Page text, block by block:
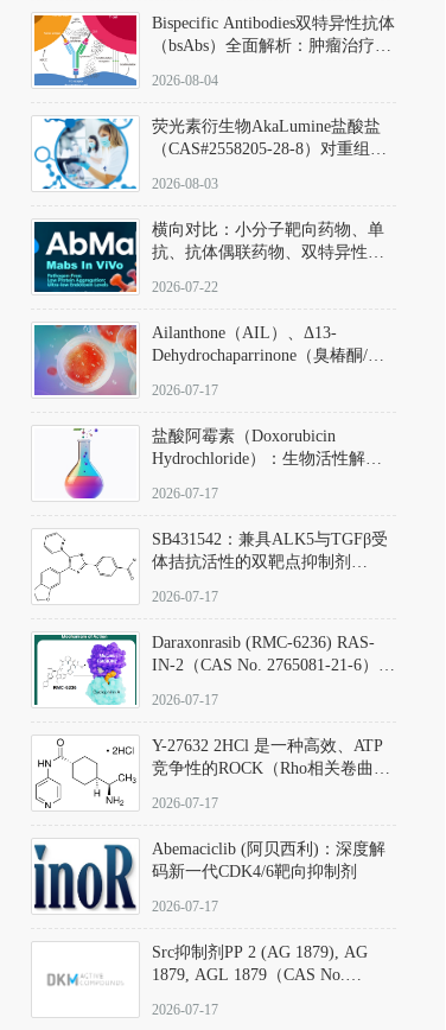
体介导的神经元凋亡。其经典应
用即为选择性损毁中脑黑质致密
部多巴胺能神经元，从而可靠模
拟帕金森病的核心病理与行为表
Bispecific Antibodies双特异性抗体
（bsAbs）全面解析：肿瘤治疗的
2026-08-04
荧光素衍生物AkaLumine盐酸盐
（CAS#2558205-28-8）对重组萤
数（Km）为2.06 μM；其近红外
发光特性赋予优异的组织穿透能
力，大幅增强成像信噪比，从而
实现活体动物模型中极低给药剂
量下的高灵敏度、非侵入式生物
2026-08-03
横向对比：小分子靶向药物、单
抗、抗体偶联药物、双特异性抗
及应用瓶颈
2026-07-22
Ailanthone（AIL）、Δ13-
Dehydrochaparrinone（臭椿酮/臭
DKM货号 D806885
2026-07-17
盐酸阿霉素（Doxorubicin
Hydrochloride）：生物活性解
范
2026-07-17
SB431542：兼具ALK5与TGFβ受
体拮抗活性的双靶点抑制剂
D801067）
2026-07-17
Daraxonrasib (RMC-6236) RAS-
IN-2（CAS No. 2765081-21-6）：
向KRAS/NRAS/HRAS的广谱RAS
2026-07-17
Y-27632 2HCl 是一种高效、ATP
竞争性的ROCK（Rho相关卷曲螺
同等抑制ROCK1与ROCK2；其通
过精准嵌入激酶的ATP结合位点
发挥抑制作用，对ROCK1和
ROCK2的解离常数（Ki）分别为
140 nM和300 nM；在众多丝氨酸/
中，其靶向ROCK的选择性超过
200倍，凸显出优异的分子特异
2026-07-17
Abemaciclib (阿贝西利)：深度解
码新一代CDK4/6靶向抑制剂
2026-07-17
Src抑制剂PP 2 (AG 1879), AG
1879, AGL 1879（CAS No.
应用指南
2026-07-17